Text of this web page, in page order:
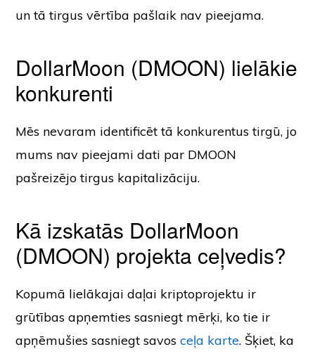
un tā tirgus vērtība pašlaik nav pieejama.
DollarMoon (DMOON) lielākie
konkurenti
Mēs nevaram identificēt tā konkurentus tirgū, jo
mums nav pieejami dati par DMOON
pašreizējo tirgus kapitalizāciju.
Kā izskatās DollarMoon
(DMOON) projekta ceļvedis?
Kopumā lielākajai daļai kriptoprojektu ir
grūtības apņemties sasniegt mērķi, ko tie ir
apņēmušies sasniegt savosceļa karte. Šķiet, ka